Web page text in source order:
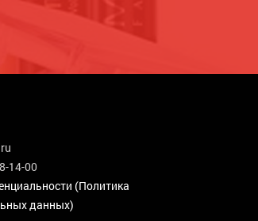
14-00
(Политика
данных)